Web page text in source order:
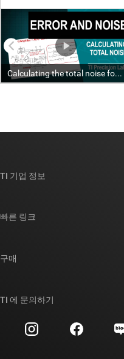
TI 기업 정보
투자 관계
빠른 링크
대체품 검색
고객 지원 센터
구매
TI 에 문의하기